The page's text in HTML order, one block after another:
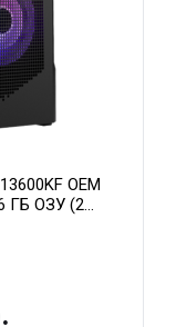
OEM
ГБ ОЗУ (2
16GB GDDR7